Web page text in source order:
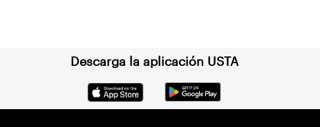
Descarga la aplicación USTA